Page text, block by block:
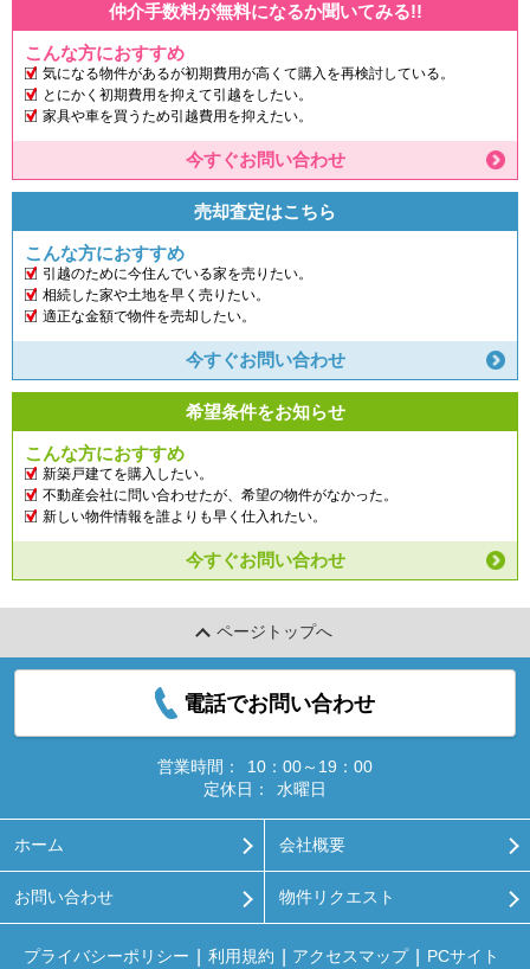
仲介手数料が無料になるか聞いてみる!!
こんな方におすすめ
気になる物件があるが初期費用が高くて購入を再検討している。
とにかく初期費用を抑えて引越をしたい。
家具や車を買うため引越費用を抑えたい。
今すぐお問い合わせ
売却査定はこちら
こんな方におすすめ
引越のために今住んでいる家を売りたい。
相続した家や土地を早く売りたい。
適正な金額で物件を売却したい。
今すぐお問い合わせ
希望条件をお知らせ
こんな方におすすめ
新築戸建てを購入したい。
不動産会社に問い合わせたが、希望の物件がなかった。
新しい物件情報を誰よりも早く仕入れたい。
今すぐお問い合わせ
ページトップへ
電話でお問い合わせ
営業時間：
10：00～19：00
定休日：
水曜日
ホーム 会社概要
お問い合わせ 物件リクエスト
プライバシーポリシー 利用規約 アクセスマップ PCサイト